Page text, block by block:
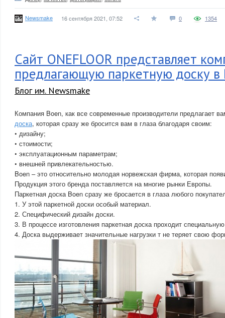
Newsmake 16 сентября 2021, 07:52 0 1354
Сайт ONEFLOOR представляет
предлагающую паркетную доску в
Блог им. Newsmake
Компания Boen, как все современные производители предлагает
доска, которая сразу же бросится вам в глаза благодаря своим:
• дизайну;
• стоимости;
• эксплуатационным параметрам;
• внешней привлекательностью.
Boen – это относительно молодая норвежская фирма, которая
Продукция этого бренда поставляется на многие рынки Европы.
Паркетная доска Boen сразу же бросается в глаза любого
1. У этой паркетной доски особый материал.
2. Специфический дизайн доски.
3. В процессе изготовления паркетная доска проходит
4. Доска выдерживает значительные нагрузки т не теряет свою